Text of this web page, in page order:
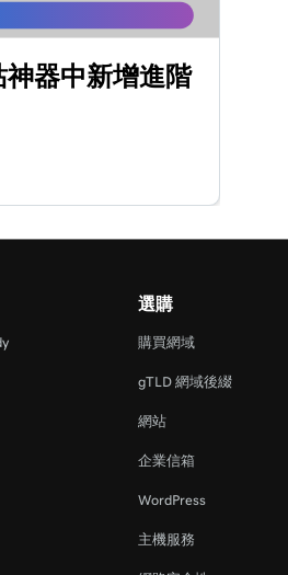
神器中新增進階
選購
購買網域
gTLD 網域後綴
網站
企業信箱
WordPress
主機服務